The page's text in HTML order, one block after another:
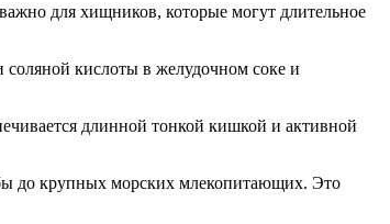
для хищников, которые могут длительное
кислоты в желудочном соке и
длинной тонкой кишкой и активной
до крупных морских млекопитающих. Это